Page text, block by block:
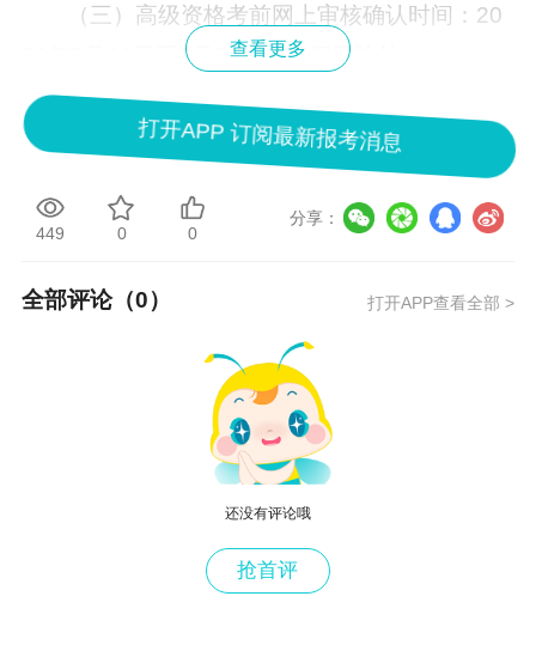
（三）高级资格考前网上审核确认时间：20
20年3月11日至3月31日（节假日除外）。
（四）报名网上缴费时间：2020年3月11日
至3月31日。
收费标准
（甘发改价格[2019]729号）。
（二）高级会计资格考试费每人100元（甘
发改收费[2010]1349号）。
（三）报考人员缴费成功后，凭系统发到本
人手机的20位缴款码，登录“甘肃政务服务网”统
一公共支付平台打印电子发票。
查看更多
打开APP 订阅最新报考消息
449 0 0
分享：
全部评论（0） 打开APP查看全部 >
还没有评论哦
抢首评